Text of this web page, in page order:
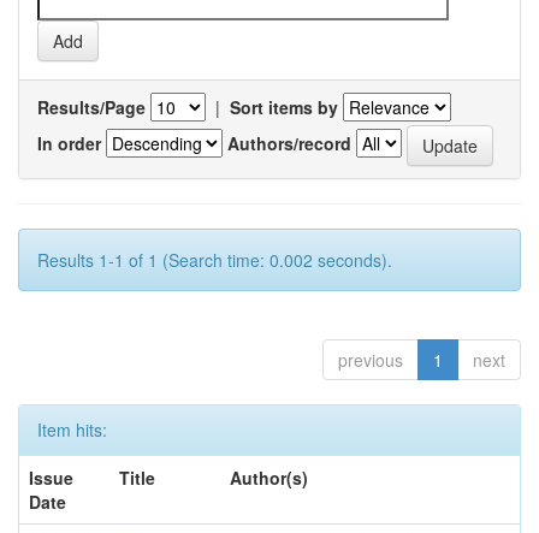
Results/Page | Sort items by
In order
Authors/record
Results 1-1 of 1 (Search time: 0.002 seconds).
previous 1 next
Item hits:
Issue
Date
Title Author(s)